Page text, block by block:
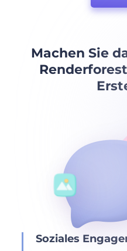
Machen Sie
Soziales